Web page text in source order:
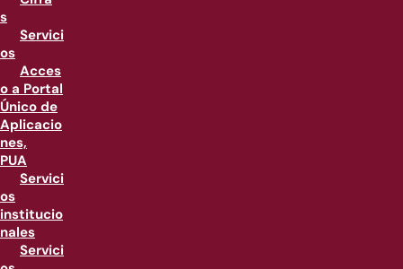
s
Servici
os
Acces
o a Portal
Único de
Aplicacio
nes,
PUA
Servici
os
institucio
nales
Servici